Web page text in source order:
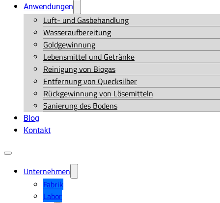
Anwendungen
Luft- und Gasbehandlung
Wasseraufbereitung
Goldgewinnung
Lebensmittel und Getränke
Reinigung von Biogas
Entfernung von Quecksilber
Rückgewinnung von Lösemitteln
Sanierung des Bodens
Blog
Kontakt
Unternehmen
Fabrik
Labor